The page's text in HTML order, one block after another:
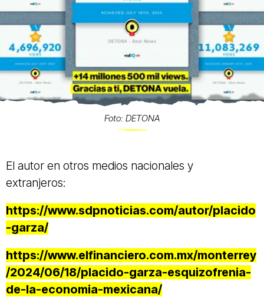
Foto: DETONA
El autor en otros medios nacionales y
extranjeros:
https://www.sdpnoticias.com/autor/placido
-garza/
https://www.elfinanciero.com.mx/monterrey
/2024/06/18/placido-garza-esquizofrenia-
de-la-economia-mexicana/